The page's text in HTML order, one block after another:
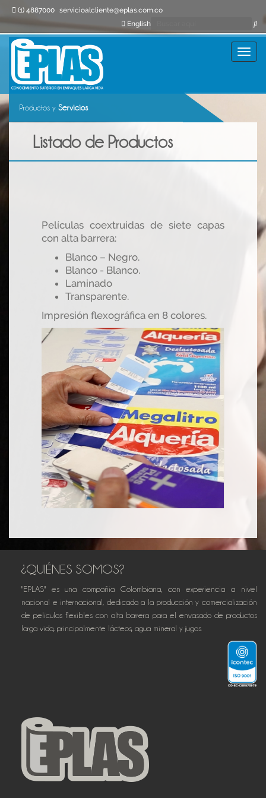
(1) 4887000 servicioalcliente@eplas.com.co
English
Toggle
Productos y Servicios
Listado de Productos
Películas coextruidas de siete capas
con alta barrera:
Blanco – Negro.
Blanco - Blanco.
Laminado
Transparente.
Impresión flexográfica en 8 colores.
¿QUIÉNES SOMOS?
"EPLAS" es una compañía Colombiana, con experiencia a nivel
nacional e internacional, dedicada a la producción y comercialización
de películas flexibles con alta barrera para el envasado de productos
larga vida, principalmente lácteos, agua mineral y jugos.